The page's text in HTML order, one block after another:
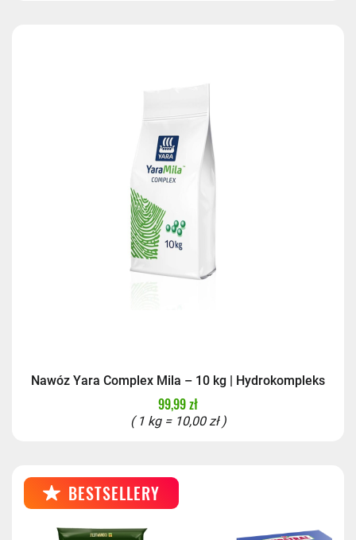
Nawóz Yara Complex Mila – 10 kg | Hydrokompleks
99,99 zł
( 1 kg = 10,00 zł )
BESTSELLERY